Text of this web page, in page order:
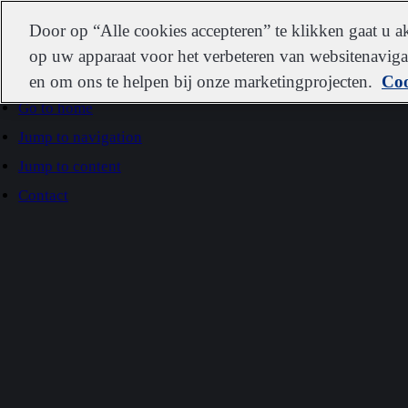
Go to home
Jump to navigation
Jump to content
Contact
IDEXXDoor op “Alle cookies accepteren” te klikken gaat u
op uw apparaat voor het verbeteren van
en om ons te helpen bij onze marketingprojecten.